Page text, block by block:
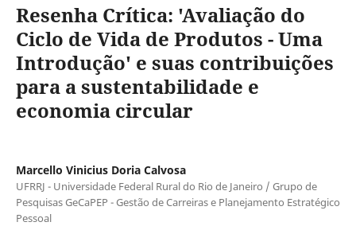
Resenha Crítica: 'Avaliação do
Ciclo de Vida de Produtos - Uma
Introdução' e suas contribuições
para a sustentabilidade e
economia circular
Marcello Vinicius Doria Calvosa
UFRRJ - Universidade Federal Rural do Rio de Janeiro / Grupo de
Pesquisas GeCaPEP - Gestão de Carreiras e Planejamento Estratégico
Pessoal